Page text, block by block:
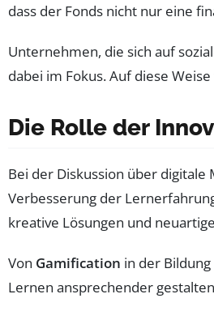
dass der Fonds nicht nur eine
Unternehmen, die sich auf
dabei im Fokus. Auf diese
Die Rolle der
Bei der Diskussion über
Verbesserung der
kreative Lösungen und
Von Gamification in der Bildung
Lernen ansprechender